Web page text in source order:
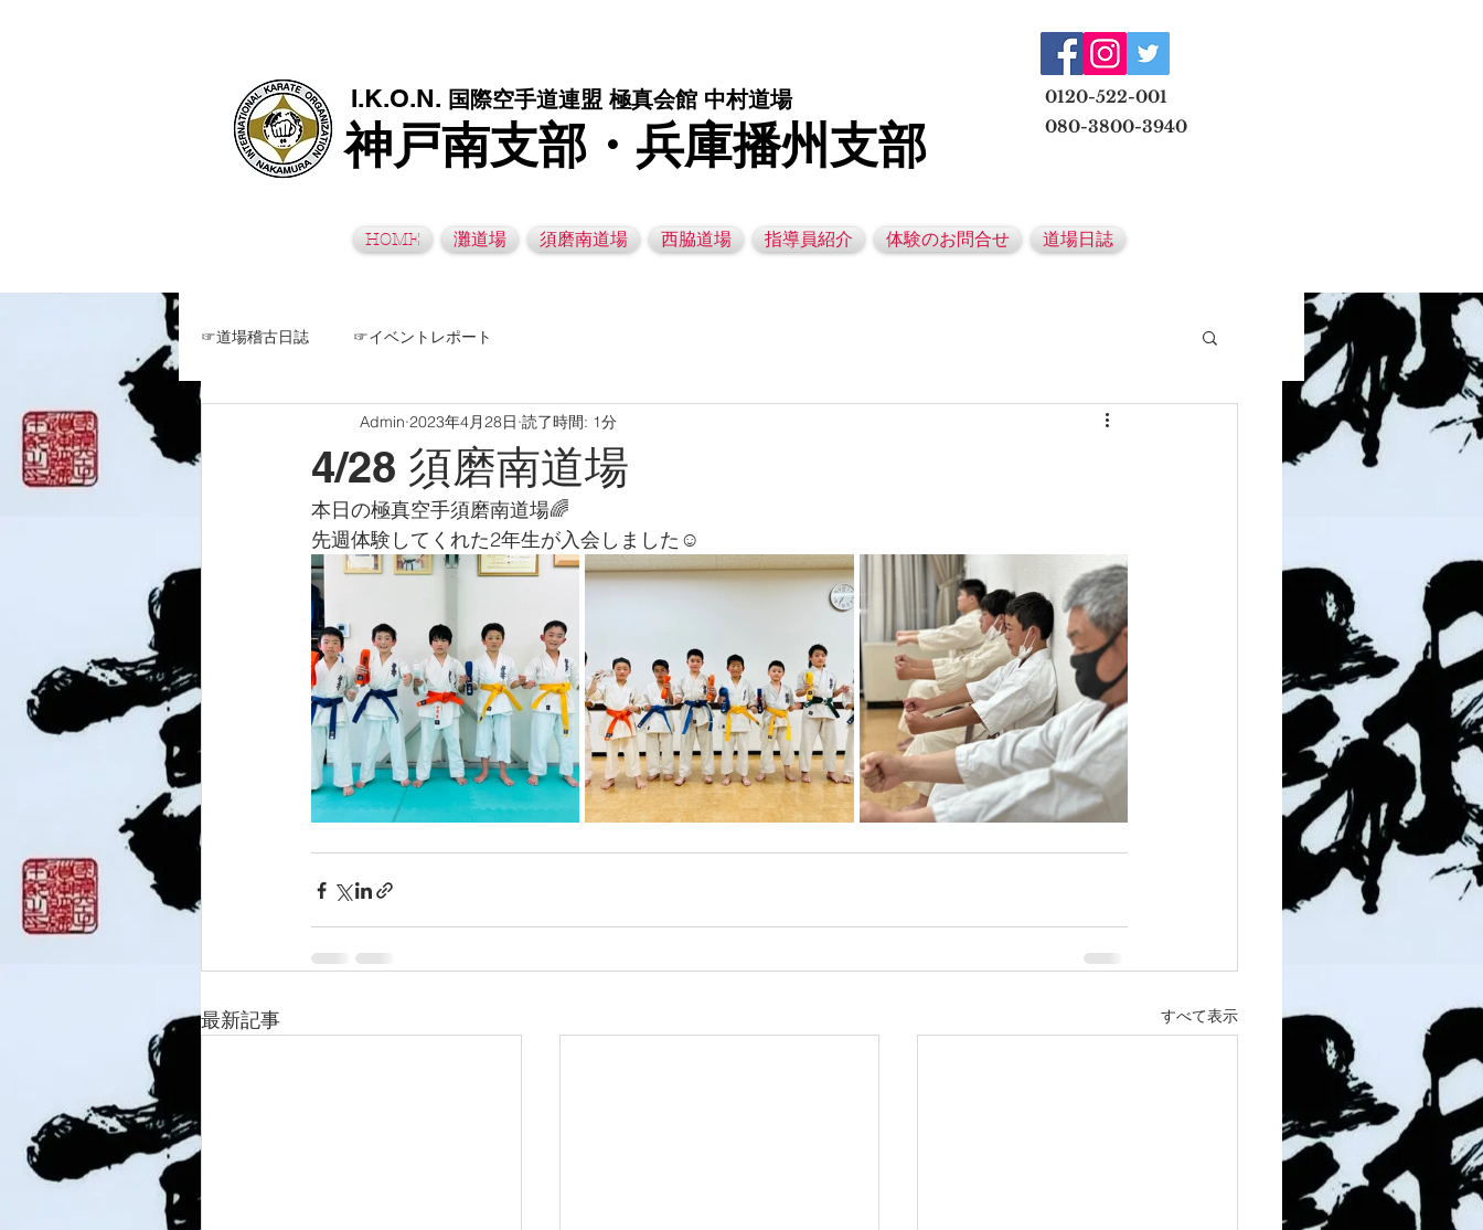
I.K.O.N. 国際空手道連盟 極真会館 中村道場
神戸南支部・兵庫播州支部
0120-522-001
080-3800-3940
HOME 灘道場 須磨南道場 西脇道場 指導員紹介 体験のお問合せ 道場日誌
☞道場稽古日誌 ☞イベントレポート
4/28 須磨南道場
Admin 2023年4月28日 読了時間: 1分
本日の極真空手須磨南道場🌈
先週体験してくれた2年生が入会しました☺️
最新記事 すべて表示